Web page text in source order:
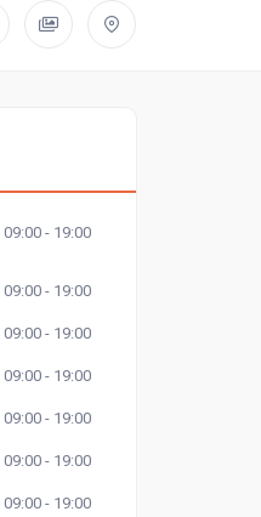
09:00 - 19:00
09:00 - 19:00
09:00 - 19:00
09:00 - 19:00
09:00 - 19:00
09:00 - 19:00
09:00 - 19:00